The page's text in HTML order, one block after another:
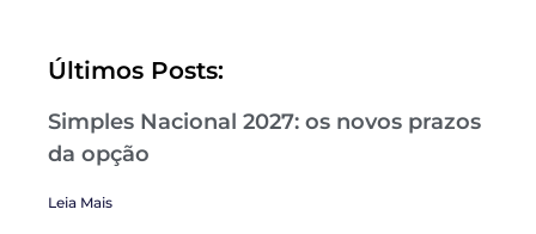
Últimos Posts:
Simples Nacional 2027: os novos prazos
da opção
Leia Mais